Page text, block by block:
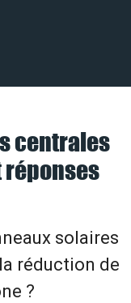
centrales
solaires
réduction de
?